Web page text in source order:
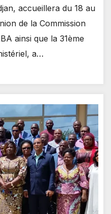
accueillera du 18 au
de la Commission
ainsi que la 31ème
a…